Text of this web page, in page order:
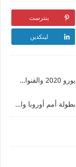
بنترست
لينكدين
بث مباشر مشاهدة مباراة كرواتيا وإسبانيا في يورو 2020 والقنوات الناقلة
بث مباشر مشاهدة مباراة ويلز والدنمارك في بطولة أمم أوروبا والقنوات الناقلة